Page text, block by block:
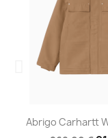
Abrigo Carhartt